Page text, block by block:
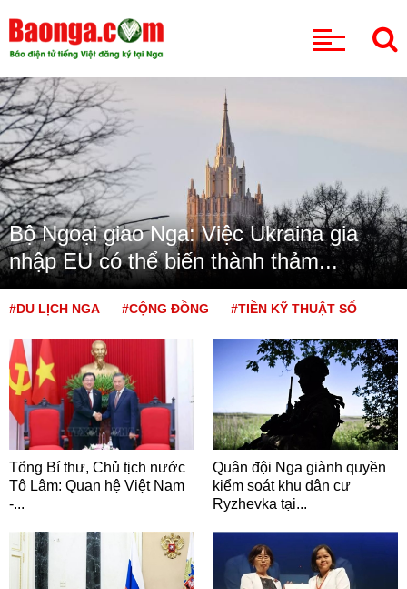
Bộ Ngoại giao Nga: Việc Ukraina gia
nhập EU có thể biến thành thảm...
#DU LỊCH NGA #CỘNG ĐỒNG #TIỀN KỸ THUẬT SỐ
Tổng Bí thư, Chủ tịch nước
Tô Lâm: Quan hệ Việt Nam
-...
Quân đội Nga giành quyền
kiểm soát khu dân cư
Ryzhevka tại...